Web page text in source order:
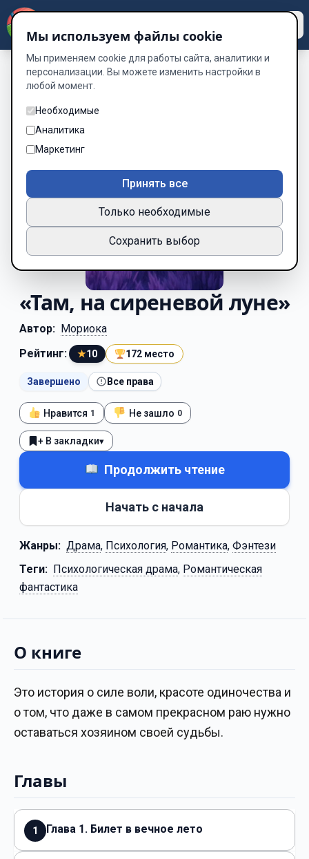
«Там, на сиреневой луне»
Автор: Мориока
Рейтинг:
★10 172 место
Завершено Все права
Нравится 1 Не зашло 0
+ В закладки▾
Продолжить чтение
Начать с начала
Жанры: Драма, Психология, Романтика, Фэнтези
Теги: Психологическая драма, Романтическая
фантастика
О книге
Это история о силе воли, красоте одиночества и
о том, что даже в самом прекрасном раю нужно
оставаться хозяином своей судьбы.
Главы
1 Глава 1. Билет в вечное лето
Мы используем файлы cookie
Мы применяем cookie для работы сайта, аналитики и
персонализации. Вы можете изменить настройки в
любой момент.
Необходимые
Аналитика
Маркетинг
Принять все
Только необходимые
Сохранить выбор